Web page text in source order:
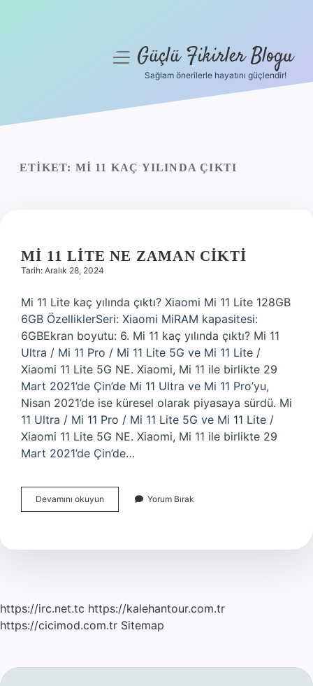
Yasal Uyarı
menüyüGüçlü Fikirler Blogu
Sağlam önerilerle hayatını güçlendir!
ETIKET: MI 11 KAÇ YILINDA ÇIKTI
MI 11 LITE NE ZAMAN CIKTI
Tarih: Aralık 28, 2024
Mi 11 Lite kaç yılında çıktı? Xiaomi Mi 11 Lite 128GB
6GB ÖzelliklerSeri: Xiaomi MiRAM kapasitesi:
6GBEkran boyutu: 6. Mi 11 kaç yılında çıktı? Mi 11
Ultra / Mi 11 Pro / Mi 11 Lite 5G ve Mi 11 Lite /
Xiaomi 11 Lite 5G NE. Xiaomi, Mi 11 ile birlikte 29
Mart 2021’de Çin’de Mi 11 Ultra ve Mi 11 Pro’yu,
Nisan 2021’de ise küresel olarak piyasaya sürdü. Mi
11 Ultra / Mi 11 Pro / Mi 11 Lite 5G ve Mi 11 Lite /
Xiaomi 11 Lite 5G NE. Xiaomi, Mi 11 ile birlikte 29
Mart 2021’de Çin’de…
Devamını okuyun
11
Zaman
Yorum Bırak
https://irc.net.tc https://kalehantour.com.tr
https://cicimod.com.tr Sitemap